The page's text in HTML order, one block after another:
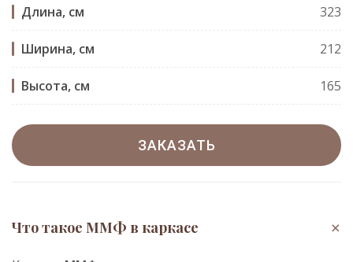
Длина, см 323
Ширина, см 212
Высота, см 165
ЗАКАЗАТЬ
Что такое ММФ в каркасе +